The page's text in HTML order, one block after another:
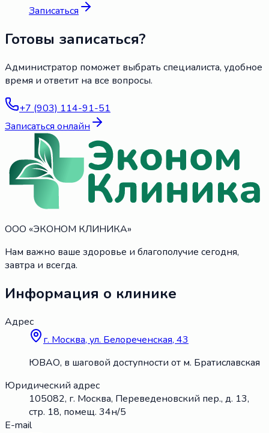
Записаться
Готовы записаться?
Администратор поможет выбрать специалиста, удобное
время и ответит на все вопросы.
+7 (903) 114-91-51
Записаться онлайн
ООО «ЭКОНОМ КЛИНИКА»
Нам важно ваше здоровье и благополучие сегодня,
завтра и всегда.
Информация о клинике
Адрес
г. Москва, ул. Белореченская, 43
ЮВАО, в шаговой доступности от м. Братиславская
Юридический адрес
105082, г. Москва, Переведеновский пер., д. 13,
стр. 18, помещ. 34н/5
E-mail